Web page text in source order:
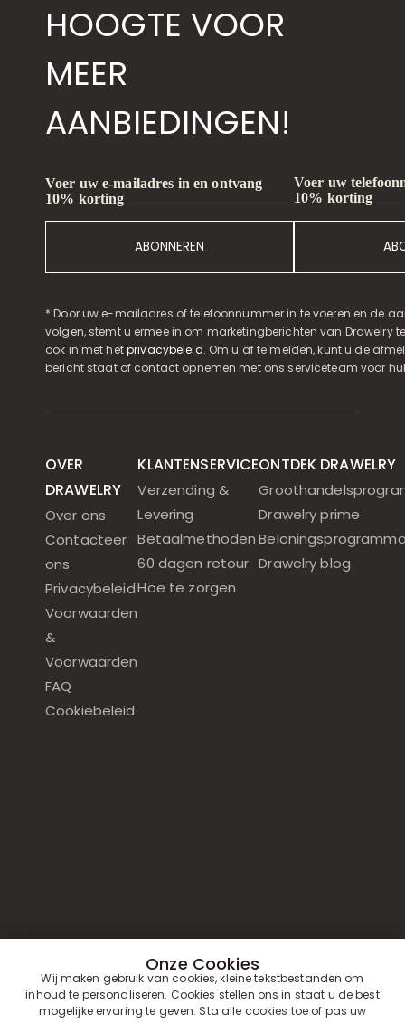
HOOGTE VOOR
MEER
AANBIEDINGEN!
Voer uw e-mailadres in en ontvang
10% korting
ABONNEREN
Voer uw
10% korting
* Door uw e-mailadres of telefoonnummer in te voeren en de
volgen, stemt u ermee in om marketingberichten van Drawelry
ook in met hetprivacybeleid. Om u af te melden, kunt u de
bericht staat of contact opnemen met ons serviceteam voor
OVER
DRAWELRY
Over ons
Contacteer
ons
Privacybeleid
Voorwaarden
&
Voorwaarden
FAQ
Cookiebeleid
KLANTENSERVICE
Verzending &
Levering
Betaalmethoden
60 dagen retour
Hoe te zorgen
ONTDEK DRAWELRY
Drawelry prime
Drawelry blog
Onze Cookies
Wij maken gebruik van cookies, kleine tekstbestanden om
inhoud te personaliseren. Cookies stellen ons in staat u de best
mogelijke ervaring te geven. Sta alle cookies toe of pas uw